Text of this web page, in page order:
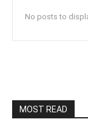
No posts to
MOST READ